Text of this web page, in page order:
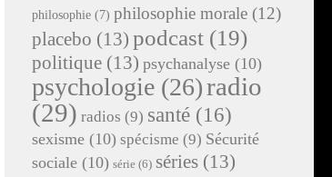
philosophie (7) philosophie morale (12)
placebo (13) podcast (19)
politique (13) psychanalyse (10)
psychologie (26)radio
(29) radios (9) santé (16)
sexisme (10) spécisme (9) Sécurité
sociale (10) série (6) séries (13)